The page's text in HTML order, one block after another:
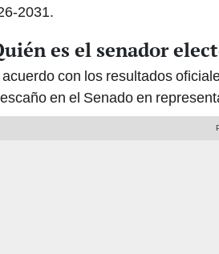
2031.
es el senador
acuerdo con los resultados
en el Senado en